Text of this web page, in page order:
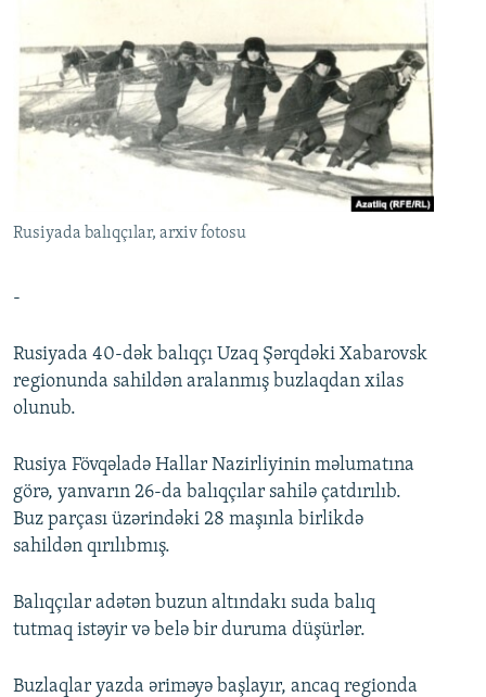
MULTIMEDIA
VIDEO
FOTOQALEREYA
RADIO ARXIV
OXU ZALI
AZƏRBAYCAN ƏDƏBIYYATI KITABXANASI
HAQQIMIZDA
XƏBƏR BÜLLETENLƏRIMIZ
Rusiyada balıqçılar, arxiv fotosu
-
Rusiyada 40-dək balıqçı Uzaq Şərqdəki Xabarovsk
regionunda sahildən aralanmış buzlaqdan xilas
olunub.
Rusiya Fövqəladə Hallar Nazirliyinin məlumatına
görə, yanvarın 26-da balıqçılar sahilə çatdırılıb.
Buz parçası üzərindəki 28 maşınla birlikdə
sahildən qırılıbmış.
Balıqçılar adətən buzun altındakı suda balıq
tutmaq istəyir və belə bir duruma düşürlər.
Buzlaqlar yazda əriməyə başlayır, ancaq regionda